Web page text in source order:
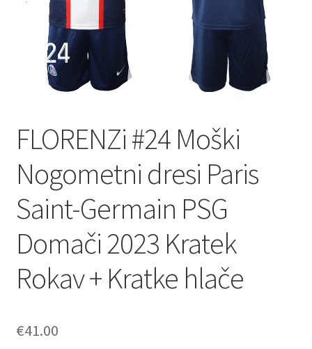
FLORENZi #24 Moški
Nogometni dresi Paris
Saint-Germain PSG
Domači 2023 Kratek
Rokav + Kratke hlače
€41.00